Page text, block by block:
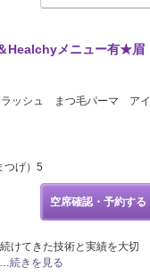
Healchyメニュー有★眉
ッシュ まつ毛パーマ アイ
つげ）5
空席確認・予約する
けてきた技術と実績を大切
…続きを見る